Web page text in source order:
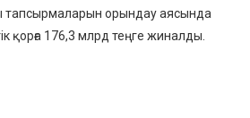
тапсырмаларын орындау аясында
қорға 176,3 млрд теңге жиналды.